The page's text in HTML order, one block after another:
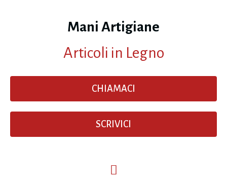
Mani Artigiane
Articoli in Legno
CHIAMACI
SCRIVICI